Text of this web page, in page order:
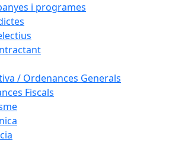
i programes
/ Ordenances Generals
Fiscals